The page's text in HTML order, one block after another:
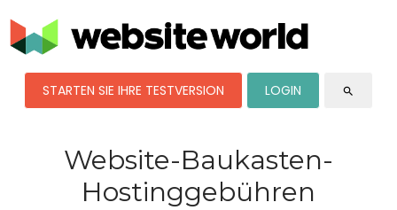
STARTEN SIE IHRE TESTVERSION LOGIN search
Website-Baukasten-
Hostinggebühren